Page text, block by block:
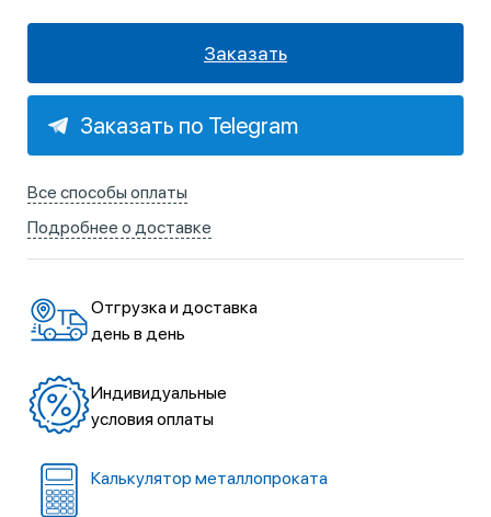
Заказать
Заказать по Telegram
Все способы оплаты
Подробнее о доставке
Отгрузка и доставка
день в день
Индивидуальные
условия оплаты
Калькулятор металлопроката